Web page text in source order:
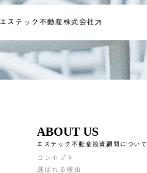
エステック不動産株式会社
ABOUT US
エステック不動産投資顧問について
コンセプト
選ばれる理由